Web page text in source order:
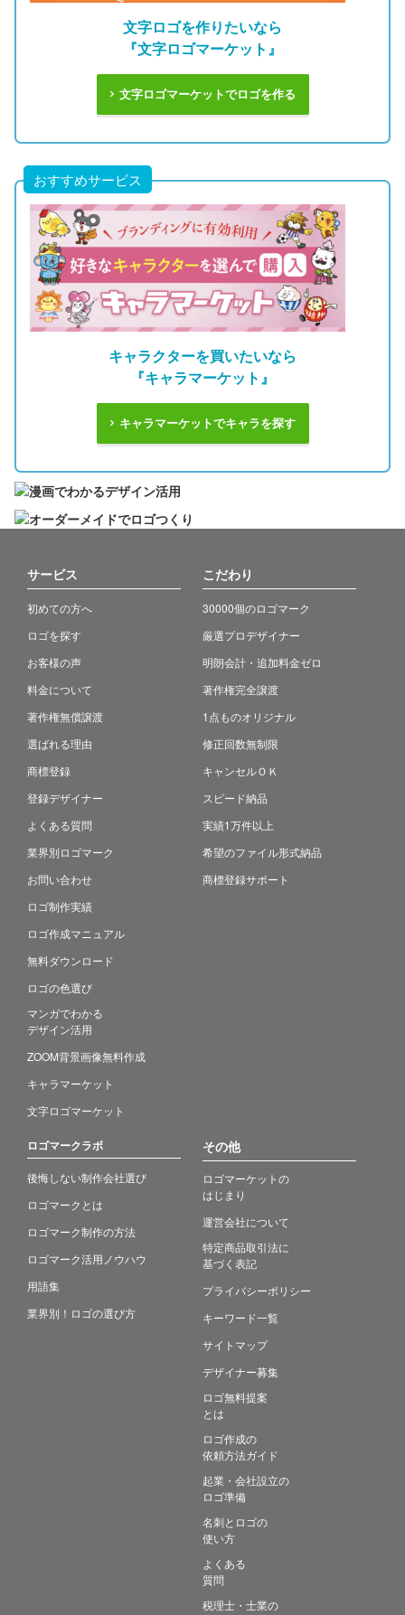
文字ロゴを作りたいなら
『文字ロゴマーケット』
文字ロゴマーケットでロゴを作る
おすすめサービス
キャラクターを買いたいなら
『キャラマーケット』
キャラマーケットでキャラを探す
サービス
初めての方へ
ロゴを探す
お客様の声
料金について
著作権無償譲渡
選ばれる理由
商標登録
登録デザイナー
よくある質問
業界別ロゴマーク
お問い合わせ
ロゴ制作実績
ロゴ作成マニュアル
無料ダウンロード
ロゴの色選び
マンガでわかる
デザイン活用
ZOOM背景画像無料作成
キャラマーケット
文字ロゴマーケット
こだわり
30000個のロゴマーク
厳選プロデザイナー
明朗会計・追加料金ゼロ
著作権完全譲渡
1点ものオリジナル
修正回数無制限
キャンセルＯＫ
スピード納品
実績1万件以上
希望のファイル形式納品
商標登録サポート
ロゴマークラボ
後悔しない制作会社選び
ロゴマークとは
ロゴマーク制作の方法
ロゴマーク活用ノウハウ
用語集
業界別！ロゴの選び方
その他
ロゴマーケットの
はじまり
運営会社について
特定商品取引法に
基づく表記
プライバシーポリシー
キーワード一覧
サイトマップ
デザイナー募集
ロゴ無料提案
とは
ロゴ作成の
依頼方法ガイド
起業・会社設立の
ロゴ準備
名刺とロゴの
使い方
よくある
質問
税理士・士業の